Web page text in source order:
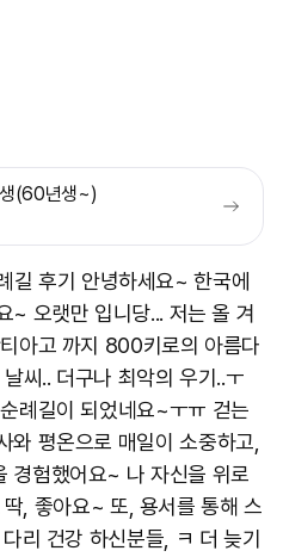
(60년생~)
후기 안녕하세요~ 한국에
~ 오랫만 입니당... 저는 올 겨
아고 까지 800키로의 아름다
씨.. 더구나 최악의 우기..ㅜ
례길이 되었네요~ㅜㅠ 걷는
와 평온으로 매일이 소중하고,
경험했어요~ 나 자신을 위로
, 좋아요~ 또, 용서를 통해 스
리 건강 하신분들, ㅋ 더 늦기